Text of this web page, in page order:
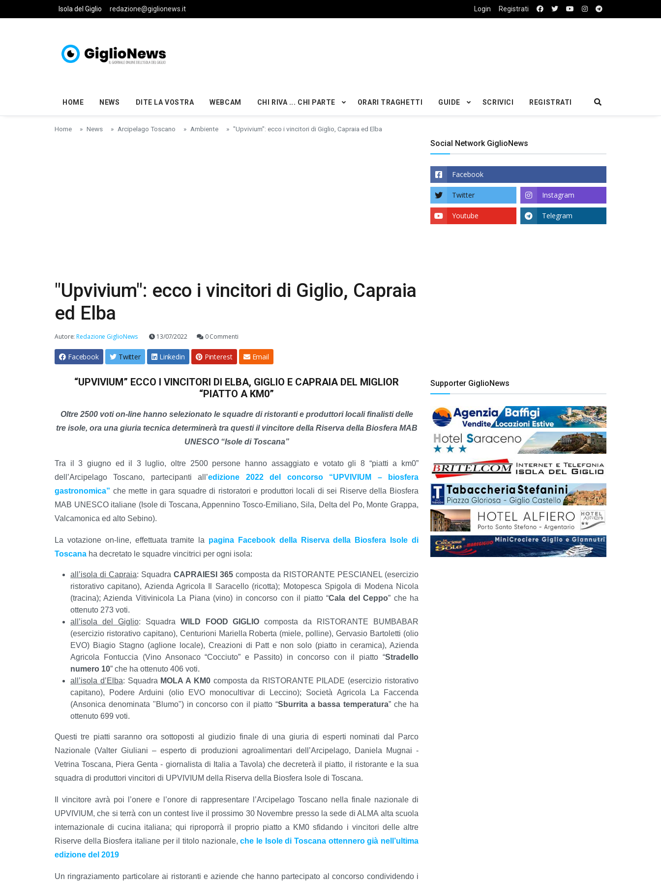
Skip to main content
Isola del Giglio redazione@giglionews.it Login Registrati
HOME NEWS DITE LA VOSTRA WEBCAM CHI RIVA ... CHI PARTE ORARI TRAGHETTI GUIDE SCRIVICI REGISTRATI
Home News Arcipelago Toscano Ambiente "Upvivium": ecco i vincitori di Giglio, Capraia ed Elba
"Upvivium": ecco i vincitori di Giglio, Capraia
ed Elba
Autore:Redazione GiglioNews 13/07/2022 0 Commenti
Facebook Twitter Linkedin Pinterest Email
“UPVIVIUM” ECCO I VINCITORI DI ELBA, GIGLIO E CAPRAIA DEL MIGLIOR
“PIATTO A KM0”
Oltre 2500 voti on-line hanno selezionato le squadre di ristoranti e produttori locali finalisti delle
tre isole, ora una giuria tecnica determinerà tra questi il vincitore della Riserva della Biosfera MAB
UNESCO “Isole di Toscana”
Tra il 3 giugno ed il 3 luglio, oltre 2500 persone hanno assaggiato e votato gli 8 “piatti a km0”
dell’Arcipelago Toscano, partecipanti all’edizione 2022 del concorso “UPVIVIUM – biosfera
gastronomica” che mette in gara squadre di ristoratori e produttori locali di sei Riserve della Biosfera
MAB UNESCO italiane (Isole di Toscana, Appennino Tosco-Emiliano, Sila, Delta del Po, Monte Grappa,
Valcamonica ed alto Sebino).
La votazione on-line, effettuata tramite la pagina Facebook della Riserva della Biosfera Isole di
Toscana ha decretato le squadre vincitrici per ogni isola:
all’isola di Capraia: Squadra CAPRAIESI 365 composta da RISTORANTE PESCIANEL (esercizio
ristorativo capitano), Azienda Agricola Il Saracello (ricotta); Motopesca Spigola di Modena Nicola
(tracina); Azienda Vitivinicola La Piana (vino) in concorso con il piatto “Cala del Ceppo” che ha
ottenuto 273 voti.
all’isola del Giglio: Squadra WILD FOOD GIGLIO composta da RISTORANTE BUMBABAR
(esercizio ristorativo capitano), Centurioni Mariella Roberta (miele, polline), Gervasio Bartoletti (olio
EVO) Biagio Stagno (aglione locale), Creazioni di Patt e non solo (piatto in ceramica), Azienda
Agricola Fontuccia (Vino Ansonaco “Cocciuto” e Passito) in concorso con il piatto “Stradello
numero 10” che ha ottenuto 406 voti.
all’isola d’Elba: Squadra MOLA A KM0 composta da RISTORANTE PILADE (esercizio ristorativo
capitano), Podere Arduini (olio EVO monocultivar di Leccino); Società Agricola La Faccenda
(Ansonica denominata "Blumo") in concorso con il piatto “Sburrita a bassa temperatura” che ha
ottenuto 699 voti.
Questi tre piatti saranno ora sottoposti al giudizio finale di una giuria di esperti nominati dal Parco
Nazionale (Valter Giuliani – esperto di produzioni agroalimentari dell’Arcipelago, Daniela Mugnai -
Vetrina Toscana, Piera Genta - giornalista di Italia a Tavola) che decreterà il piatto, il ristorante e la sua
squadra di produttori vincitori di UPVIVIUM della Riserva della Biosfera Isole di Toscana.
Il vincitore avrà poi l’onere e l’onore di rappresentare l’Arcipelago Toscano nella finale nazionale di
UPVIVIUM, che si terrà con un contest live il prossimo 30 Novembre presso la sede di ALMA alta scuola
internazionale di cucina italiana; qui riproporrà il proprio piatto a KM0 sfidando i vincitori delle altre
Riserve della Biosfera italiane per il titolo nazionale,che le Isole di Toscana ottennero già nell’ultima
edizione del 2019
Un ringraziamento particolare ai ristoranti e aziende che hanno partecipato al concorso condividendo i
Social Network GiglioNews
Facebook
Twitter Instagram
Youtube Telegram
Supporter GiglioNews